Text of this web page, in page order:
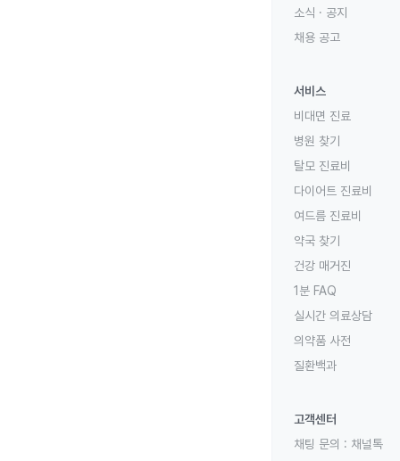
소식 · 공지
채용 공고
서비스
비대면 진료
병원 찾기
탈모 진료비
다이어트 진료비
여드름 진료비
약국 찾기
건강 매거진
1분 FAQ
실시간 의료상담
의약품 사전
질환백과
고객센터
채팅 문의 : 채널톡